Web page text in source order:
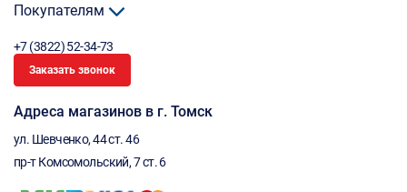
Покупателям
+7 (3822) 52-34-73
Заказать звонок
Адреса магазинов в г. Томск
ул. Шевченко, 44 ст. 46
пр-т Комсомольский, 7 ст. 6